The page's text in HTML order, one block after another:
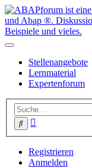
Stellenangebote
Lernmaterial
Expertenforum
Suche
Registrieren
Anmelden